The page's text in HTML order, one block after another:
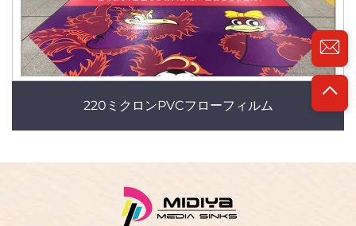
220ミクロンPVCフローフィルム